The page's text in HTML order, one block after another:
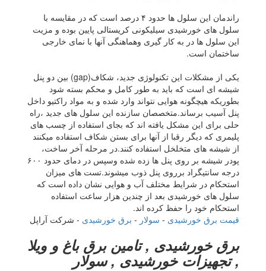
راندمان این سلول ها حدود ۴ درصد است که در مقایسه با
سلول های خورشیدی سیلیکونی کریستالی پایین بوده و مزیت
این سلول ها در به کار گیری وهماهنگی آنها با نمای خارجی
ساختمان است.
یکی از مشکلات این تکنولوژی جدید، شکاف(gap) بین دو پنل
شیشه ای است که باید به طور کامل و محکم بسته شود
بطوریکه هیچگونه هوایی نتواند وارد شده و به مواد راکتیو داخل
پنل آسیب برساند.متخصصان سازنده این سلول های جدید ،راه
حلی برای این مشکل یافته اند که بجای استفاده از چسب های
پلیمری که دیگر رقبا از آنها برای بستن شکاف استفاده میکنند
از شیشه های متخلخل استفاده کنند.در مرحله آخر ساخت،
پودر شیشه بر روی پنل ها زده شده وسپس در دمای حدود ۶۰۰
درجه سانتیگراد برروی پنل ذوب میشوند.تست های میزان
استحکام در شرایط مختلف آب و هوایی نشان داده است که
سلول های خورشیدی بعد از چندین هزار ساعت استفاده
استحکام خود را حفظ کرده اند.
قیمت برق خورشیدی - سولار - برق خورشیدی - شرکت آراپل
برق خورشیدی , تامین برق باغ و ویلا
, تجهیزات خورشیدی , سولار